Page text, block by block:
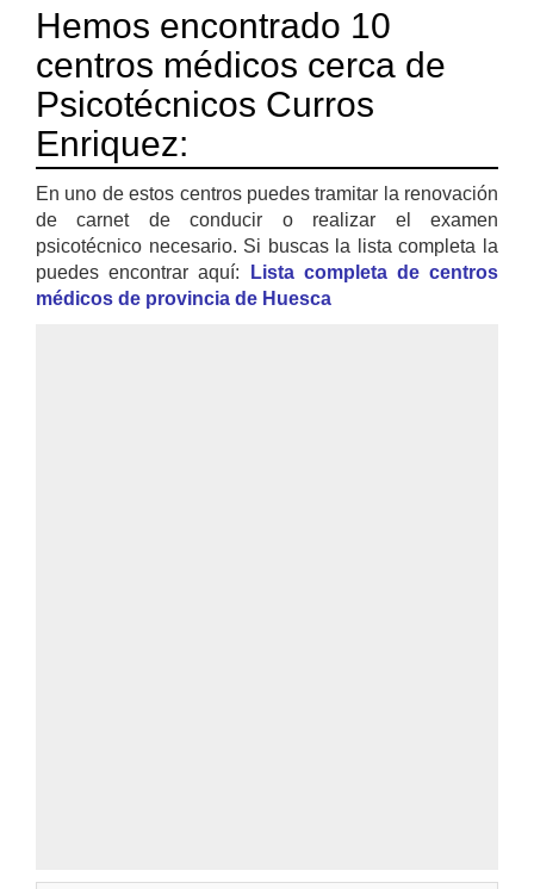
Hemos encontrado 10
centros médicos cerca de
Psicotécnicos Curros
Enriquez:
En uno de estos centros puedes tramitar la renovación
de carnet de conducir o realizar el examen
psicotécnico necesario. Si buscas la lista completa la
puedes encontrar aquí:
Lista completa de centros
médicos de provincia de Huesca